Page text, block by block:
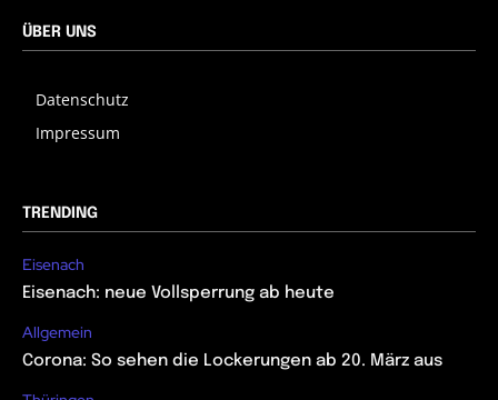
ÜBER UNS
Datenschutz
Impressum
TRENDING
Eisenach
Eisenach: neue Vollsperrung ab heute
Allgemein
Corona: So sehen die Lockerungen ab 20. März aus